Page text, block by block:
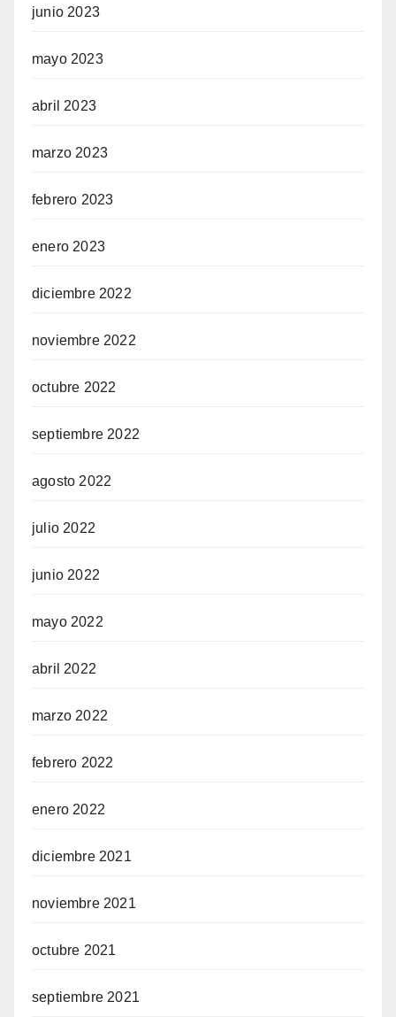
junio 2023
mayo 2023
abril 2023
marzo 2023
febrero 2023
enero 2023
diciembre 2022
noviembre 2022
octubre 2022
septiembre 2022
agosto 2022
julio 2022
junio 2022
mayo 2022
abril 2022
marzo 2022
febrero 2022
enero 2022
diciembre 2021
noviembre 2021
octubre 2021
septiembre 2021